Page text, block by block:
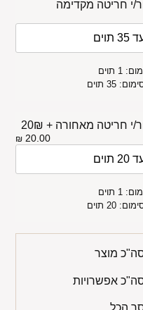
י חריטה מקדימה
1 תוים
35 תוים
י חריטה מאחורה + 20₪
20.00
₪
1 תוים
20 תוים
מוצר
אפשרויות